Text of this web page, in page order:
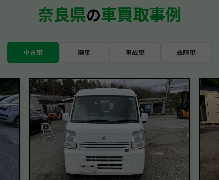
奈良県の車買取事例
中古車 廃車 事故車 故障車